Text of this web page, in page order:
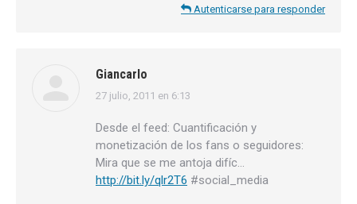
Autenticarse para responder
Giancarlo
dice:
27 julio, 2011 en 6:13
Desde el feed: Cuantificación y
monetización de los fans o seguidores:
Mira que se me antoja difíc…
http://bit.ly/qlr2T6 #social_media